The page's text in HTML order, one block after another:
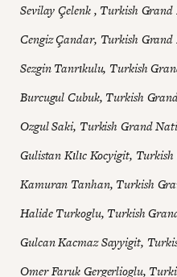
Sevilay Çelenk , Turkish Grand
Cengiz Çandar, Turkish Grand
Sezgin Tanrıkulu, Turkish
Burcugul Cubuk, Turkish
Ozgul Saki, Turkish Grand
Gulistan Kılıc Kocyigit,
Kamuran Tanhan, Turkish
Halide Turkoglu, Turkish
Gulcan Kacmaz Sayyigit,
Omer Faruk Gergerlioglu,